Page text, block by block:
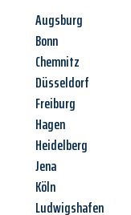
Augsburg
Bonn
Chemnitz
Düsseldorf
Freiburg
Hagen
Heidelberg
Jena
Köln
Ludwigshafen